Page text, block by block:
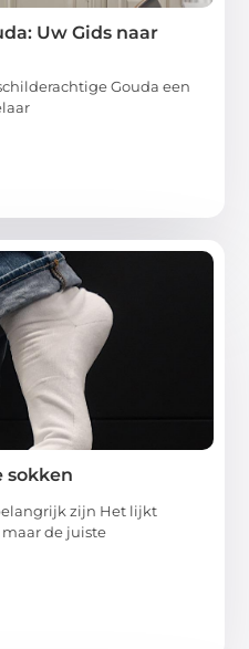
Uw Gids naar
Gouda een
sokken
zijn Het lijkt
de juiste